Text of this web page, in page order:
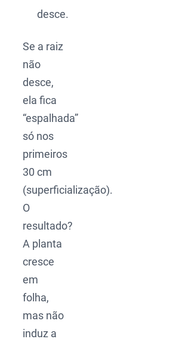
desce.
Se a raiz
não
desce,
ela fica
“espalhada”
só nos
primeiros
30 cm
(superficialização).
O
resultado?
A planta
cresce
em
folha,
mas não
induz a